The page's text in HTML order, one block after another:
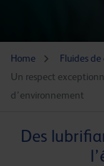
Home Fluides de
Un respect
d’environnement
Des